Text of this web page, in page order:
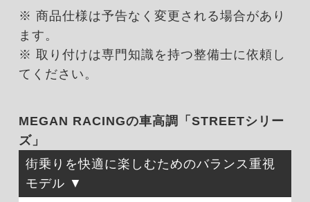
※ 商品仕様は予告なく変更される場合があり
ます。
※ 取り付けは専門知識を持つ整備士に依頼し
てください。
MEGAN RACINGの車高調「STREETシリー
ズ」
街乗りを快適に楽しむためのバランス重視
モデル